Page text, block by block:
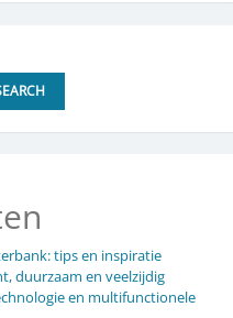
tips en inspiratie
duurzaam en veelzijdig
en multifunctionele